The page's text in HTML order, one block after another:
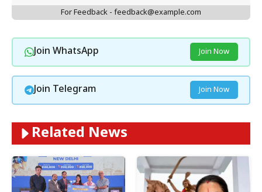
For Feedback - feedback@example.com
Join WhatsApp Join Now
Join Telegram Join Now
Related News